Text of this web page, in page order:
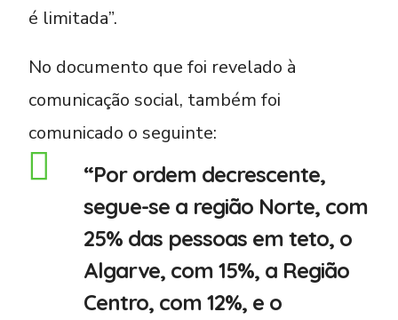
é limitada”.
No documento que foi revelado à
comunicação social, também foi
comunicado o seguinte:
“Por ordem decrescente,
segue-se a região Norte, com
25% das pessoas em teto, o
Algarve, com 15%, a Região
Centro, com 12%, e o